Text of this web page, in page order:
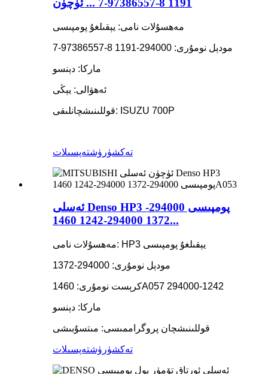
1191 8-97386557-7 ... ئۈچۈن
مەھسۇلات نامى: يېقىلغۇ پومپىسى
مودېل نومۇرى: 294000-1191 8-97386557-7
ماركا: دېنسو
ئەھۋالى: يېڭى
قوللىنىشچانلىقى: ISUZU 700P
تەكشۈرۈشتەپسىلات
ئەسلى Denso HP3 پومپىسى 294000-
1372 294000-1242 1460...
مەھسۇلات نامى: HP3 يېقىلغۇ پومپىسى
مودېل نومۇرى: 294000-1372
كرېست نومۇرى: 1460A057 294000-1242
ماركا: دېنسو
قوللىنىشچان پروگراممىسى: مىتسۇبىشى
تەكشۈرۈشتەپسىلات